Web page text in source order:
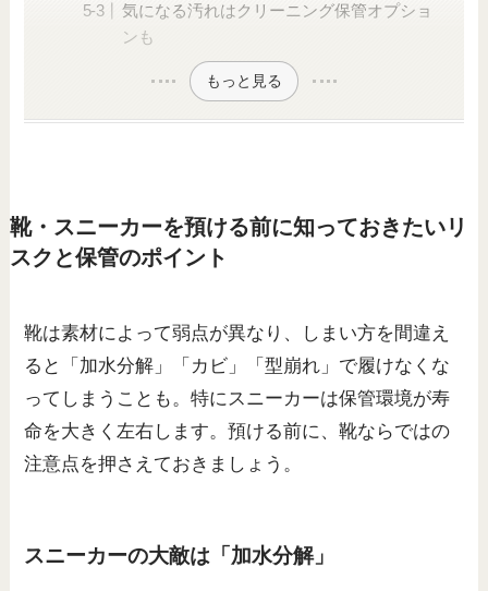
気になる汚れはクリーニング保管オプショ
ンも
もっと見る
靴・スニーカーを預ける前に知っておきたいリ
スクと保管のポイント
靴は素材によって弱点が異なり、しまい方を間違え
ると「加水分解」「カビ」「型崩れ」で履けなくな
ってしまうことも。特にスニーカーは保管環境が寿
命を大きく左右します。預ける前に、靴ならではの
注意点を押さえておきましょう。
スニーカーの大敵は「加水分解」